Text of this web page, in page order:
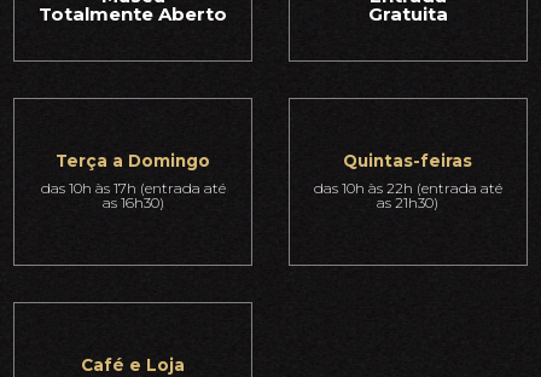
Totalmente Aberto Gratuita
Terça a Domingo
das 10h às 17h (entrada até
as 16h30)
Quintas-feiras
das 10h às 22h (entrada até
as 21h30)
Café e Loja